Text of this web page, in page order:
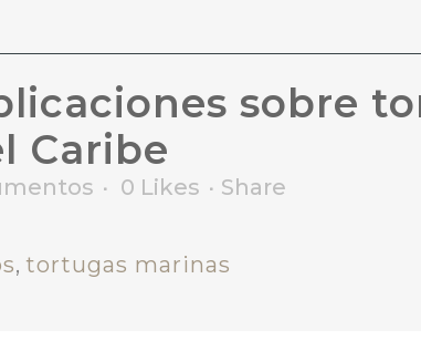
sobre
Caribe
0 Likes Share
, tortugas marinas